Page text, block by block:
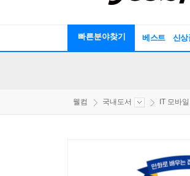
빠른분야찾기 베스트 신상
웰컴 국내도서 IT 모바일